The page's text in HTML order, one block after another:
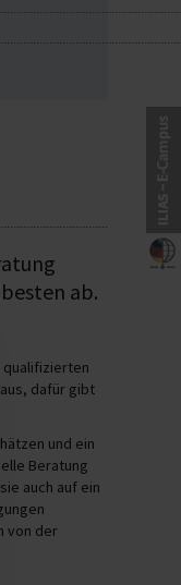
ab.
qualifizierten
dafür gibt
und ein
Beratung
auch auf ein
von der